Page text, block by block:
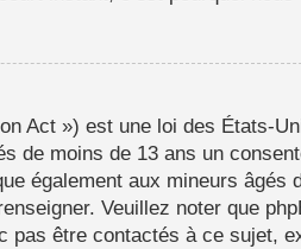
Act ») est une loi des États-
de moins de 13 ans un
également aux mineurs
Veuillez noter que
pas être contactés à ce sujet,